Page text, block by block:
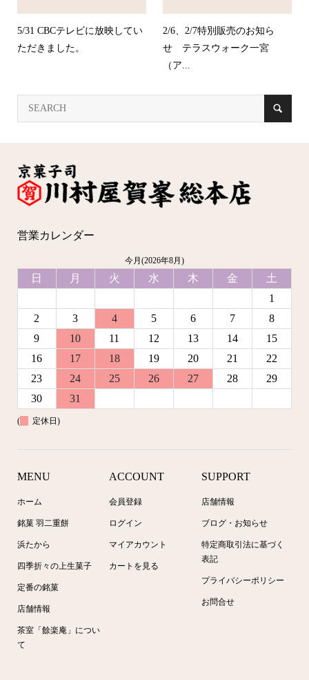
5/31 CBCテレビに放映してい
ただきました。
2/6、2/7特別販売のお知ら
せ テラスウォーク一宮
（ア...
営業カレンダー
今月(2026年8月)
日 月 火 水 木 金
土
1
2
3 4 5 6 7
8
9
10 11 12 13 14
15
16
17 18 19 20 21
22
23
24 25 26 27 28
29
30
31
( 定休日)
MENU
ホーム
銘菓 羽二重餅
浜たから
四季折々の上生菓子
定番の銘菓
店舗情報
茶室「餘楽庵」につい
て
ACCOUNT
会員登録
ログイン
マイアカウント
カートを見る
SUPPORT
店舗情報
ブログ・お知らせ
特定商取引法に基づく
表記
プライバシーポリシー
お問合せ